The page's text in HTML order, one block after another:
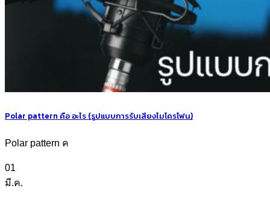
Polar pattern คือ อะไร (รูปแบบการรับเสียงไมโครโฟน)
Polar pattern ค
01
มี.ค.